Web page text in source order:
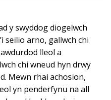
y swyddog diogelwch
seilio arno, gallwch chi
lleol a
chi wneud hyn drwy
Mewn rhai achosion,
yn penderfynu na all